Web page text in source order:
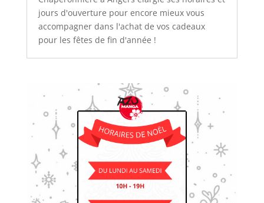
jours d'ouverture pour encore mieux vous
accompagner dans l'achat de vos cadeaux
pour les fêtes de fin d'année !